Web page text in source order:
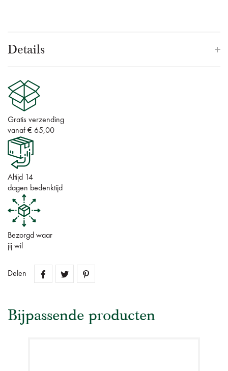
Details
Gratis verzending
vanaf € 65,00
Altijd 14
dagen bedenktijd
Bezorgd waar
jij wil
Delen
Bijpassende producten